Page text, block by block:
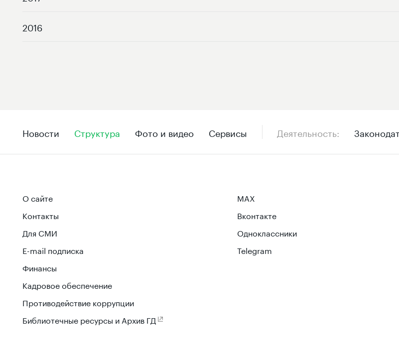
2016
Новости Структура Фото и видео Сервисы Деятельность
О сайте
Контакты
Для СМИ
E-mail подписка
Финансы
Кадровое обеспечение
Противодействие коррупции
Библиотечные ресурсы и Архив ГД
MAX
Вконтакте
Одноклассники
Telegram